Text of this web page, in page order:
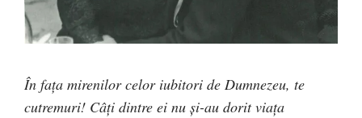
În faţa mirenilor celor iubitori de Dumnezeu, te
cutremuri! Câţi dintre ei nu şi-au dorit viaţa